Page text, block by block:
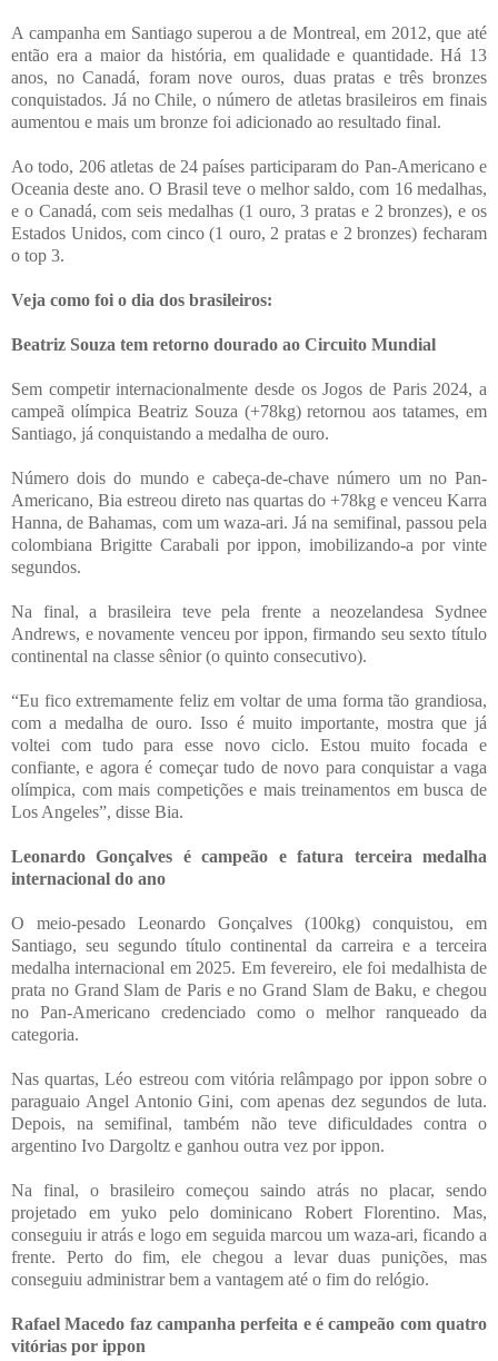
A campanha em Santiago superou a de Montreal, em 2012, que até
então era a maior da história, em qualidade e quantidade. Há 13
anos, no Canadá, foram nove ouros, duas pratas e três bronzes
conquistados. Já no Chile, o número de atletas brasileiros em finais
aumentou e mais um bronze foi adicionado ao resultado final.
Ao todo, 206 atletas de 24 países participaram do Pan-Americano e
Oceania deste ano. O Brasil teve o melhor saldo, com 16 medalhas,
e o Canadá, com seis medalhas (1 ouro, 3 pratas e 2 bronzes), e os
Estados Unidos, com cinco (1 ouro, 2 pratas e 2 bronzes) fecharam
o top 3.
Veja como foi o dia dos brasileiros:
Beatriz Souza tem retorno dourado ao Circuito Mundial
Sem competir internacionalmente desde os Jogos de Paris 2024, a
campeã olímpica Beatriz Souza (+78kg) retornou aos tatames, em
Santiago, já conquistando a medalha de ouro.
Número dois do mundo e cabeça-de-chave número um no Pan-
Americano, Bia estreou direto nas quartas do +78kg e venceu Karra
Hanna, de Bahamas, com um waza-ari. Já na semifinal, passou pela
colombiana Brigitte Carabali por ippon, imobilizando-a por vinte
segundos.
Na final, a brasileira teve pela frente a neozelandesa Sydnee
Andrews, e novamente venceu por ippon, firmando seu sexto título
continental na classe sênior (o quinto consecutivo).
“Eu fico extremamente feliz em voltar de uma forma tão grandiosa,
com a medalha de ouro. Isso é muito importante, mostra que já
voltei com tudo para esse novo ciclo. Estou muito focada e
confiante, e agora é começar tudo de novo para conquistar a vaga
olímpica, com mais competições e mais treinamentos em busca de
Los Angeles”, disse Bia.
Leonardo Gonçalves é campeão e fatura terceira medalha
internacional do ano
O meio-pesado Leonardo Gonçalves (100kg) conquistou, em
Santiago, seu segundo título continental da carreira e a terceira
medalha internacional em 2025. Em fevereiro, ele foi medalhista de
prata no Grand Slam de Paris e no Grand Slam de Baku, e chegou
no Pan-Americano credenciado como o melhor ranqueado da
categoria.
Nas quartas, Léo estreou com vitória relâmpago por ippon sobre o
paraguaio Angel Antonio Gini, com apenas dez segundos de luta.
Depois, na semifinal, também não teve dificuldades contra o
argentino Ivo Dargoltz e ganhou outra vez por ippon.
Na final, o brasileiro começou saindo atrás no placar, sendo
projetado em yuko pelo dominicano Robert Florentino. Mas,
conseguiu ir atrás e logo em seguida marcou um waza-ari, ficando a
frente. Perto do fim, ele chegou a levar duas punições, mas
conseguiu administrar bem a vantagem até o fim do relógio.
Rafael Macedo faz campanha perfeita e é campeão com quatro
vitórias por ippon